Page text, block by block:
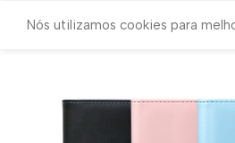
Nós utilizamos cookies para